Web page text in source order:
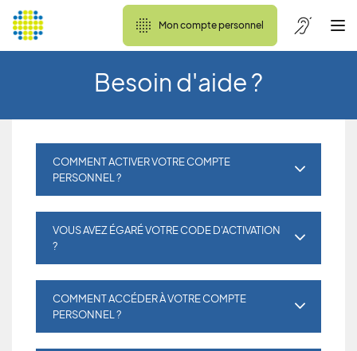
Mon compte personnel
Besoin d'aide ?
COMMENT ACTIVER VOTRE COMPTE
PERSONNEL ?
VOUS AVEZ ÉGARÉ VOTRE CODE D'ACTIVATION
?
COMMENT ACCÉDER À VOTRE COMPTE
PERSONNEL ?